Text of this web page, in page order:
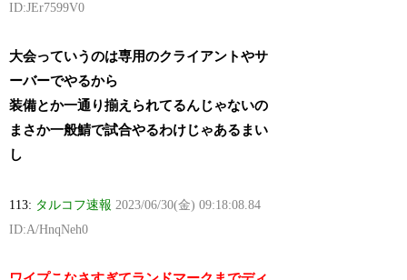
ID:JEr7599V0
大会っていうのは専用のクライアントやサ
ーバーでやるから
装備とか一通り揃えられてるんじゃないの
まさか一般鯖で試合やるわけじゃあるまい
し
113: タルコフ速報 2023/06/30(金) 09:18:08.84
ID:A/HnqNeh0